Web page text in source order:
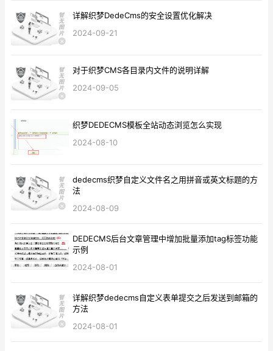
详解织梦DedeCms的安全设置优化解决
2024-09-21
对于织梦CMS各目录内文件的说明详解
2024-09-05
织梦DEDECMS模板全站动态浏览怎么实现
2024-08-10
dedecms织梦自定义文件名之用拼音或英文标题的方
法
2024-08-09
DEDECMS后台文章管理中增加批量添加tag标签功能
示例
2024-08-01
详解织梦dedecms自定义表单提交之后发送到邮箱的
方法
2024-08-01